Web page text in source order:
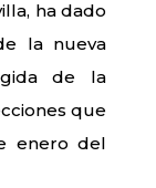
ha dado
la nueva
de la
que
enero del